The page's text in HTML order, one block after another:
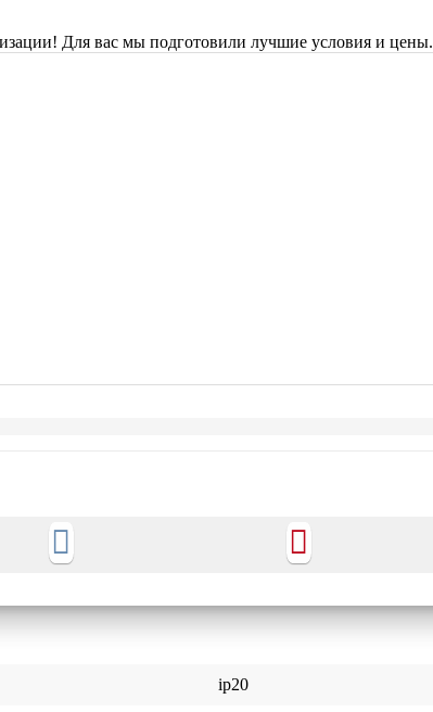
Для вас мы подготовили лучшие условия и цены.
ip20